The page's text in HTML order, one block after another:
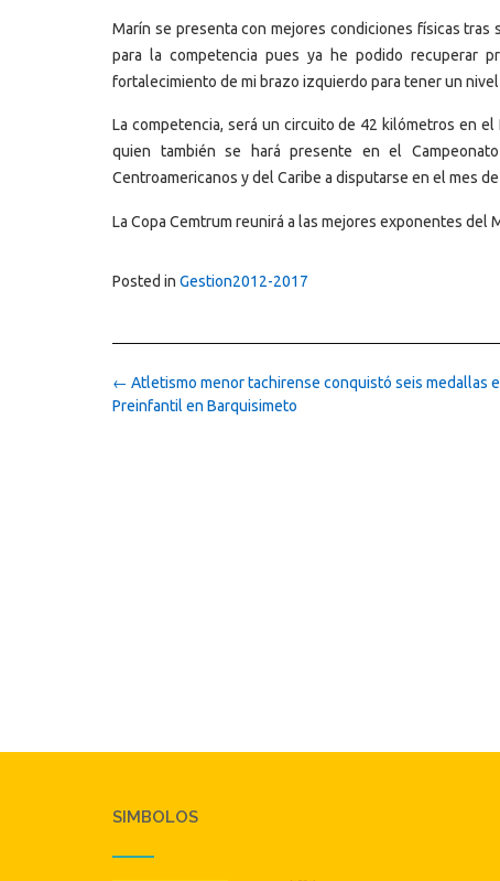
Marín se presenta con mejores condiciones físicas
para la competencia pues ya he podido recuperar
fortalecimiento de mi brazo izquierdo para tener un
La competencia, será un circuito de 42 kilómetros en
quien también se hará presente en el
Centroamericanos y del Caribe a disputarse en el mes
La Copa Cemtrum reunirá a las mejores exponentes del
Posted in Gestion2012-2017
Post
navigation
← Atletismo menor tachirense conquistó seis medallas
Preinfantil en Barquisimeto
SIMBOLOS